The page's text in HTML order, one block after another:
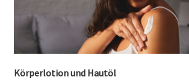
Körperlotion und Hautöl